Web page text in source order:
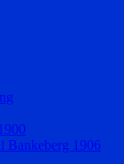
Bankeberg 1906